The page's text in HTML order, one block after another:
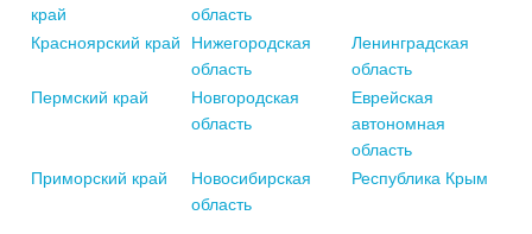
край
область
Красноярский край
Нижегородская
область
Ленинградская
область
Пермский край
Новгородская
область
Еврейская
автономная
область
Приморский край
Новосибирская
область
Республика Крым